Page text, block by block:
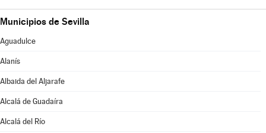
Municipios de Sevilla
Aguadulce
Alanís
Albaida del Aljarafe
Alcalá de Guadaíra
Alcalá del Río